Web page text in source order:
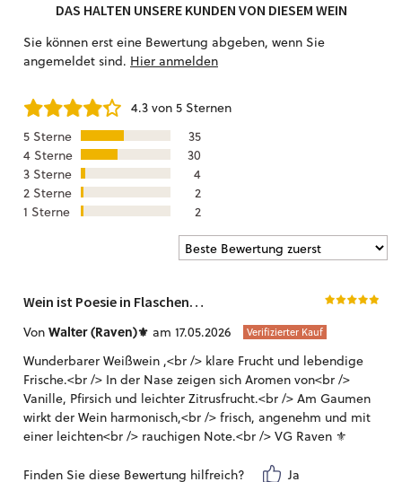
DAS HALTEN UNSERE KUNDEN VON DIESEM WEIN
Sie können erst eine Bewertung abgeben, wenn Sie
angemeldet sind. Hier anmelden
4.3 von 5 Sternen
5 Sterne
35
4 Sterne
30
3 Sterne
4
2 Sterne
2
1 Sterne
2
Wein ist Poesie in Flaschen…
Von Walter (Raven)⚜️ am 17.05.2026 Verifizierter Kauf
Wunderbarer Weißwein ,<br /> klare Frucht und lebendige
Frische.<br /> In der Nase zeigen sich Aromen von<br />
Vanille, Pfirsich und leichter Zitrusfrucht.<br /> Am Gaumen
wirkt der Wein harmonisch,<br /> frisch, angenehm und mit
einer leichten<br /> rauchigen Note.<br /> VG Raven ⚜️
Finden Sie diese Bewertung hilfreich? Ja